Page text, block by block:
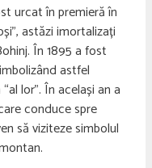
urcat în premieră în
astăzi imortalizați
În 1895 a fost
astfel
lor”. În același an a
conduce spre
să viziteze simbolul